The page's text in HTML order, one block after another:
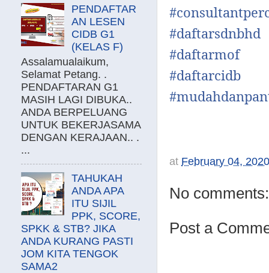
#
#daftarsdnbhd
#daftarmof
#daftarcidb
#
at February 04, 2020
No comments:
Post a
PENDAFTAR
AN LESEN
CIDB G1
(KELAS F)
Assalamualaikum,
Selamat Petang. .
PENDAFTARAN G1
MASIH LAGI DIBUKA..
ANDA BERPELUANG
UNTUK BEKERJASAMA
DENGAN KERAJAAN.. .
...
TAHUKAH
ANDA APA
ITU SIJIL
PPK, SCORE,
SPKK & STB? JIKA
ANDA KURANG PASTI
JOM KITA TENGOK
SAMA2